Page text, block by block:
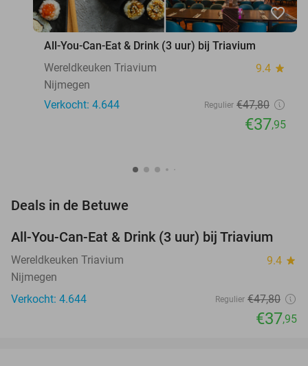
favorite_border
All-You-Can-Eat & Drink (3 uur) bij Triavium
Wereldkeuken Triavium
9.4 star
Nijmegen
Verkocht: 4.644
Regulier €47,80
€37,95
Deals in de Betuwe
21%
All-You-Can-Eat & Drink (3 uur) bij Triavium
Wereldkeuken Triavium 9.4 star
Nijmegen
Verkocht: 4.644
Regulier €47,80
€37,95